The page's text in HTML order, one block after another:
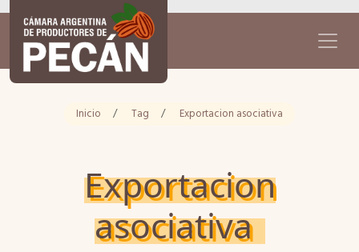
Inicio / Tag / Exportacion asociativa
Exportacion
asociativa